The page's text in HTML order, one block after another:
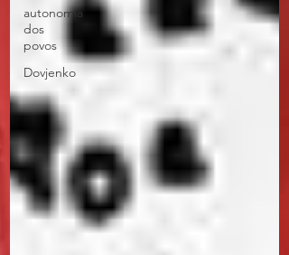
autonomia
dos
povos
Dovjenko